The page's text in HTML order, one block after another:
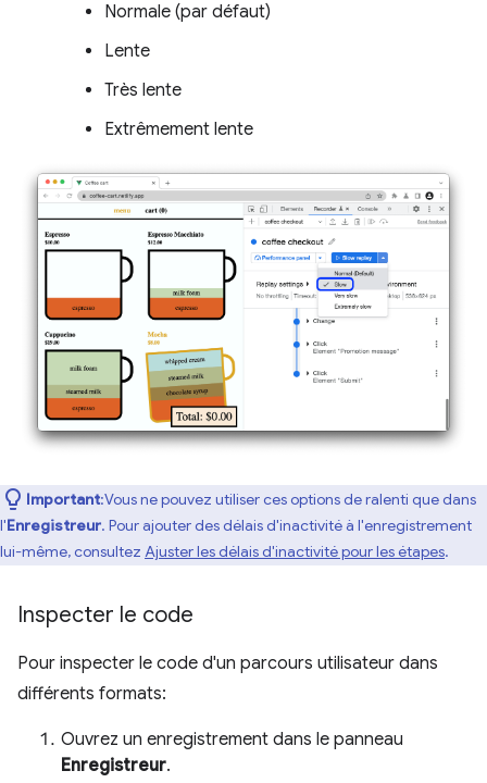
Normale (par défaut)
Lente
Très lente
Extrêmement lente
Important:Vous ne pouvez utiliser ces options de ralenti que dans
l'Enregistreur. Pour ajouter des délais d'inactivité à l'enregistrement
lui-même, consultez Ajuster les délais d'inactivité pour les étapes.
Inspecter le code
Pour inspecter le code d'un parcours utilisateur dans
différents formats:
Ouvrez un enregistrement dans le panneau
Enregistreur.